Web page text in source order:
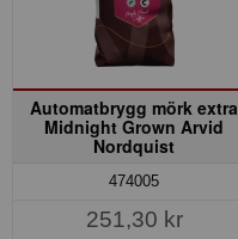
Automatbrygg mörk extra
Midnight Grown Arvid
Nordquist
474005
251,30 kr